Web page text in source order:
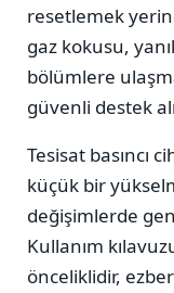
resetlemek
gaz kokusu,
bölümlere
güvenli destek
Tesisat basıncı
küçük bir
değişimlerde
Kullanım
önceliklidir,